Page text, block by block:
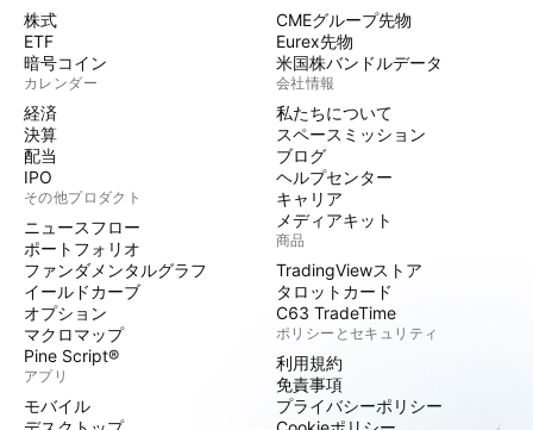
株式
ETF
暗号コイン
カレンダー
経済
決算
配当
IPO
その他プロダクト
ニュースフロー
ポートフォリオ
ファンダメンタルグラフ
イールドカーブ
オプション
マクロマップ
Pine Script®
アプリ
モバイル
CMEグループ先物
Eurex先物
米国株バンドルデータ
会社情報
私たちについて
スペースミッション
ブログ
ヘルプセンター
キャリア
メディアキット
商品
TradingViewストア
タロットカード
C63 TradeTime
ポリシーとセキュリティ
利用規約
免責事項
プライバシーポリシー